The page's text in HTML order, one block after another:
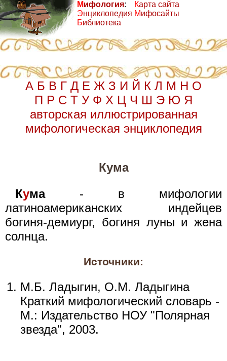
Мифология:
Энциклопедия
Библиотека
Карта сайта
Мифосайты
А Б В Г Д Е Ж З И Й К Л М Н О
П Р С Т У Ф Х Ц Ч Ш Э Ю Я
авторская иллюстрированная
мифологическая энциклопедия
Кума
Кума- в мифологии
латиноамериканских индейцев
богиня-демиург, богиня луны и жена
солнца.
Источники:
М.Б. Ладыгин, О.М. Ладыгина
Краткий мифологический словарь -
М.: Издательство НОУ "Полярная
звезда", 2003.